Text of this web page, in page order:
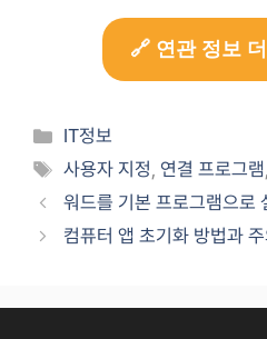
🔗 연관 정보
Categories
IT정보
Tags
사용자 지정, 연결 프로그램
워드를 기본 프로그램으로
컴퓨터 앱 초기화 방법과